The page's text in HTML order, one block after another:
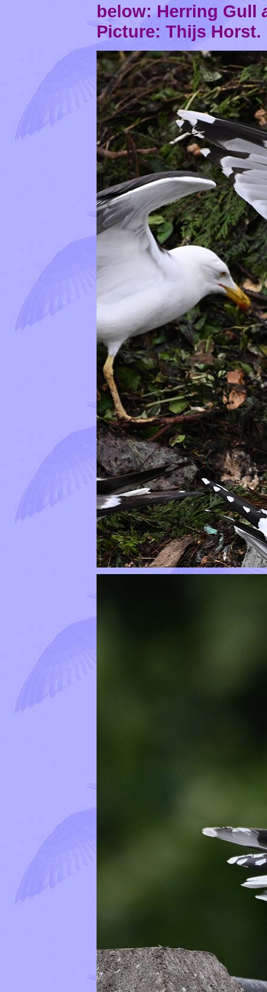
below: Herring Gull
Picture: Thijs Horst.